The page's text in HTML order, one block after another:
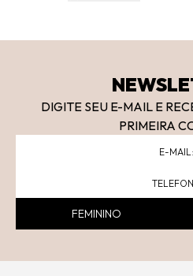
DIGITE SEU E-MAIL E
PRIMEIRA
FEMININO